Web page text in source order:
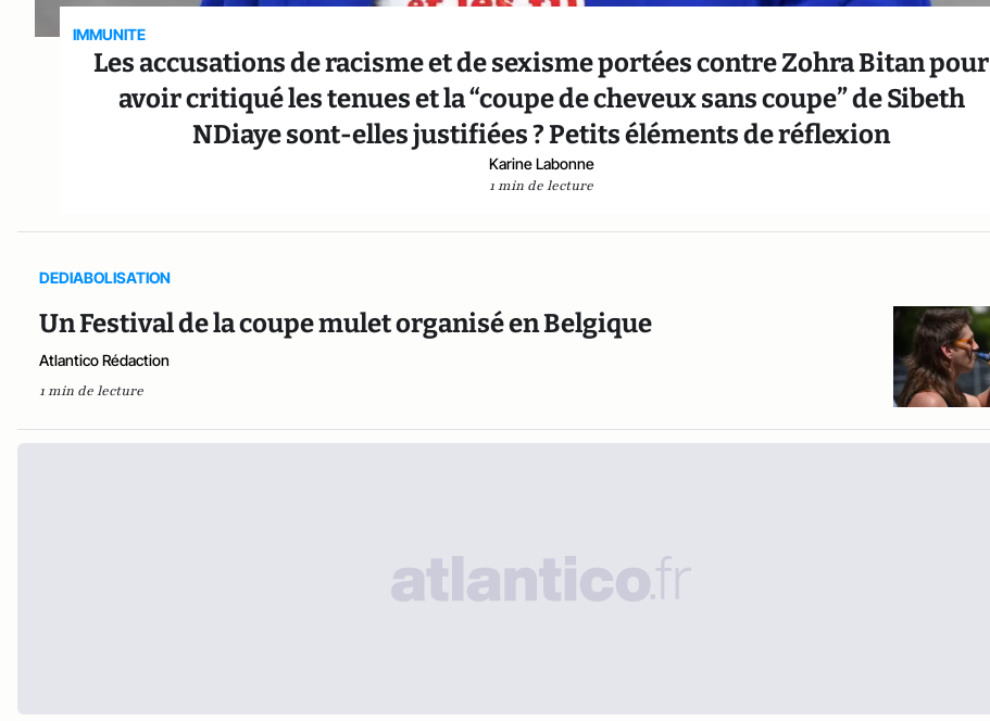
IMMUNITE
Les accusations de racisme et de sexisme portées contre Zohra Bitan pour
avoir critiqué les tenues et la “coupe de cheveux sans coupe” de Sibeth
NDiaye sont-elles justifiées ? Petits éléments de réflexion
Karine Labonne
1 min de lecture
DEDIABOLISATION
Un Festival de la coupe mulet organisé en Belgique
Atlantico Rédaction
1 min de lecture